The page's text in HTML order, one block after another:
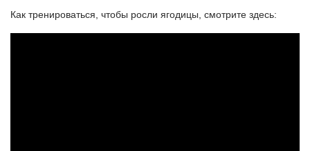
Как тренироваться, чтобы росли ягодицы, смотрите здесь: